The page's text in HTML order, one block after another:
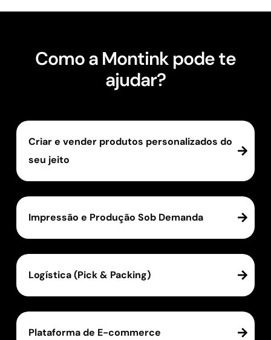
Como a Montink pode te
ajudar?
Criar e vender produtos personalizados do
seu jeito
Impressão e Produção Sob Demanda
Logística (Pick & Packing)
Plataforma de E-commerce